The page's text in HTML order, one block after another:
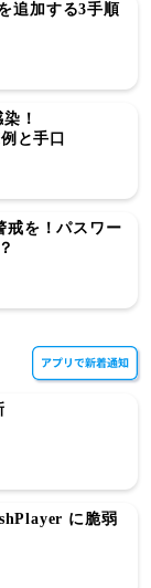
追加する3手順
！
と手口
戒を！パスワー
に脆弱